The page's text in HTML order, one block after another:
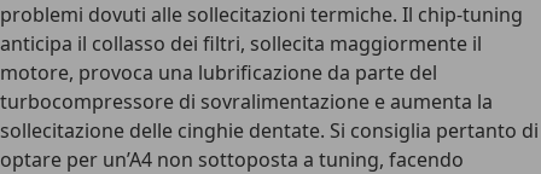
problemi dovuti alle sollecitazioni termiche. Il chip-tuning
anticipa il collasso dei filtri, sollecita maggiormente il
motore, provoca una lubrificazione da parte del
turbocompressore di sovralimentazione e aumenta la
sollecitazione delle cinghie dentate. Si consiglia pertanto di
optare per un’A4 non sottoposta a tuning, facendo